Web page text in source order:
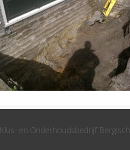
Klus- en Onderhoudsbedrijf Bergisch